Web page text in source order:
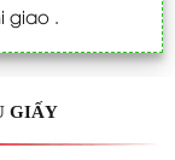
.
GIẤY